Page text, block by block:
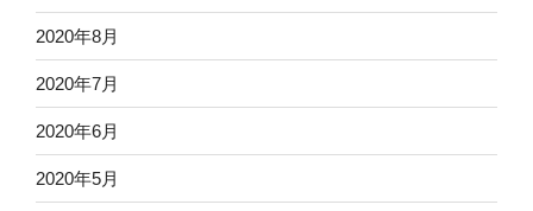
2020年8月
2020年7月
2020年6月
2020年5月